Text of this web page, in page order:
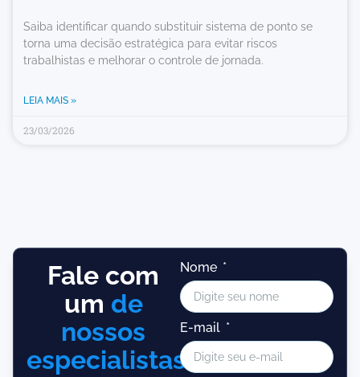
Saiba identificar quando substituir sistema de ponto se
torna uma decisão estratégica para evitar riscos
trabalhistas e melhorar o controle de jornada.
LEIA MAIS »
23/03/2026
Fale com
um de
nossos
especialistas!
Nome
E-mail